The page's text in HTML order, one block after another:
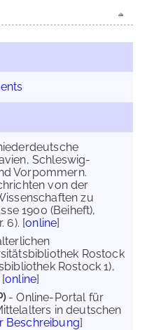
Schleswig-
Vorpommern.
von der
zu
1900 (Beiheft),
6). [online]
Rostock
Rostock 1),
online]
- Online-Portal für
in deutschen
Beschreibung]